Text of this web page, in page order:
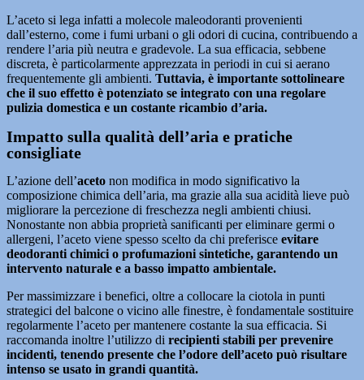
L’aceto si lega infatti a molecole maleodoranti provenienti
dall’esterno, come i fumi urbani o gli odori di cucina, contribuendo a
rendere l’aria più neutra e gradevole. La sua efficacia, sebbene
discreta, è particolarmente apprezzata in periodi in cui si aerano
frequentemente gli ambienti. Tuttavia, è importante sottolineare
che il suo effetto è potenziato se integrato con una regolare
pulizia domestica e un costante ricambio d’aria.
Impatto sulla qualità dell’aria e pratiche
consigliate
L’azione dell’aceto non modifica in modo significativo la
composizione chimica dell’aria, ma grazie alla sua acidità lieve può
migliorare la percezione di freschezza negli ambienti chiusi.
Nonostante non abbia proprietà sanificanti per eliminare germi o
allergeni, l’aceto viene spesso scelto da chi preferisce evitare
deodoranti chimici o profumazioni sintetiche, garantendo un
intervento naturale e a basso impatto ambientale.
Per massimizzare i benefici, oltre a collocare la ciotola in punti
strategici del balcone o vicino alle finestre, è fondamentale sostituire
regolarmente l’aceto per mantenere costante la sua efficacia. Si
raccomanda inoltre l’utilizzo di recipienti stabili per prevenire
incidenti, tenendo presente che l’odore dell’aceto può risultare
intenso se usato in grandi quantità.